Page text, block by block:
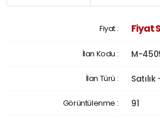
Fiyat : Fiyat
İlan Kodu : M-
İlan Türü : Satılık
Görüntülenme : 91